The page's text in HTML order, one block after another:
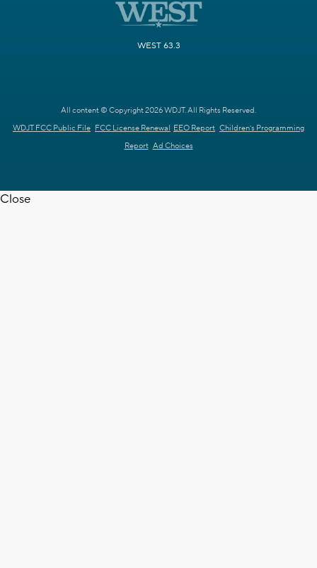
WEST 63.3
All content © Copyright 2026 WDJT. All Rights Reserved.
WDJT FCC Public File FCC License Renewal EEO Report Children's Programming
Report Ad Choices
Close